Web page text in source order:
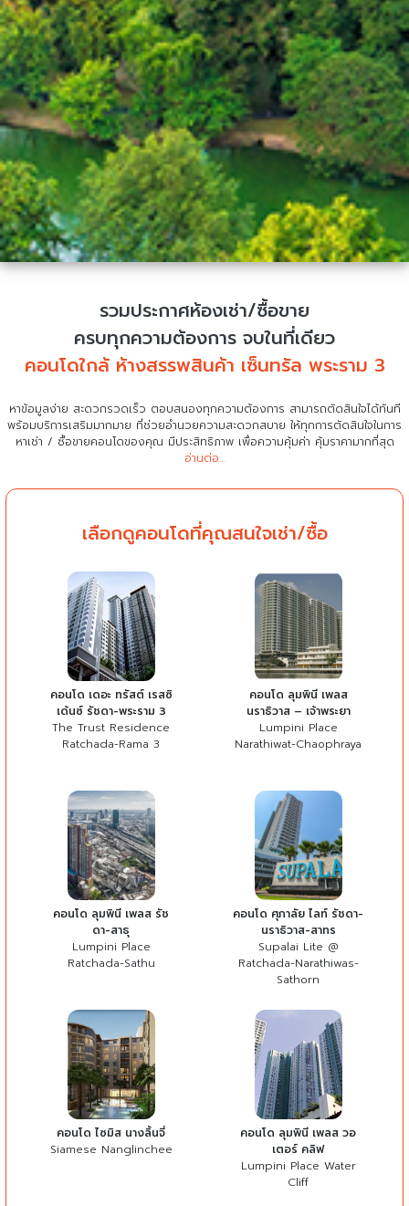
รวมประกาศห้องเช่า/ซื้อขาย
ครบทุกความต้องการ จบในที่เดียว
คอนโดใกล้ ห้างสรรพสินค้า เซ็นทรัล พระราม 3
หาข้อมูลง่าย สะดวกรวดเร็ว ตอบสนองทุกความต้องการ สามารถตัดสินใจได้ทันที
พร้อมบริการเสริมมากมาย ที่ช่วยอำนวยความสะดวกสบาย ให้ทุกการตัดสินใจในการ
หาเช่า / ซื้อขายคอนโดของคุณ มีประสิทธิภาพ เพื่อความคุ้มค่า คุ้มราคามากที่สุด
อ่านต่อ...
เลือกดูคอนโดที่คุณสนใจเช่า/ซื้อ
คอนโด เดอะ ทรัสต์ เรสซิ
เด้นซ์ รัชดา-พระราม 3
The Trust Residence
Ratchada-Rama 3
คอนโด ลุมพินี เพลส
นราธิวาส – เจ้าพระยา
Lumpini Place
Narathiwat-Chaophraya
คอนโด ลุมพินี เพลส รัช
ดา-สาธุ
Lumpini Place
Ratchada-Sathu
คอนโด ศุภาลัย ไลท์ รัชดา-
นราธิวาส-สาทร
Supalai Lite @
Ratchada-Narathiwas-
Sathorn
คอนโด ไซมิส นางลิ้นจี่
Siamese Nanglinchee
คอนโด ลุมพินี เพลส วอ
เตอร์ คลิฟ
Lumpini Place Water
Cliff